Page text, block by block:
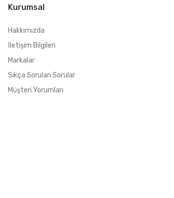
Kurumsal
Hakkımızda
İletişim Bilgileri
Markalar
Sıkça Sorulan Sorular
Müşteri Yorumları